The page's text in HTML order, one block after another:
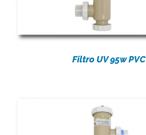
Filtro UV 95w PVC